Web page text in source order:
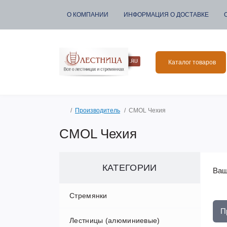
О КОМПАНИИ ИНФОРМАЦИЯ О ДОСТАВКЕ
Каталог товаров
Производитель CMOL Чехия
CMOL Чехия
КАТЕГОРИИ
Стремянки
Алюминиевые стремянки
Лестницы (алюминиевые)